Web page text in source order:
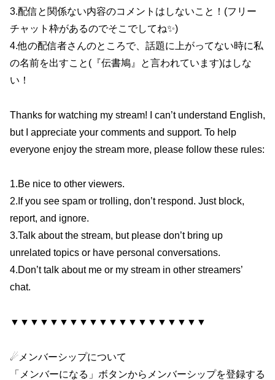
3.配信と関係ない内容のコメントはしないこと！(フリー
チャット枠があるのでそこでしてね✨)
4.他の配信者さんのところで、話題に上がってない時に私
の名前を出すこと(『伝書鳩』と言われています)はしな
い！
Thanks for watching my stream! I can’t understand English,
but I appreciate your comments and support. To help
everyone enjoy the stream more, please follow these rules:
1.Be nice to other viewers.
2.If you see spam or trolling, don’t respond. Just block,
report, and ignore.
3.Talk about the stream, but please don’t bring up
unrelated topics or have personal conversations.
4.Don’t talk about me or my stream in other streamers’
chat.
▼▼▼▼▼▼▼▼▼▼▼▼▼▼▼▼▼▼▼▼
☄メンバーシップについて
「メンバーになる」ボタンからメンバーシップを登録する